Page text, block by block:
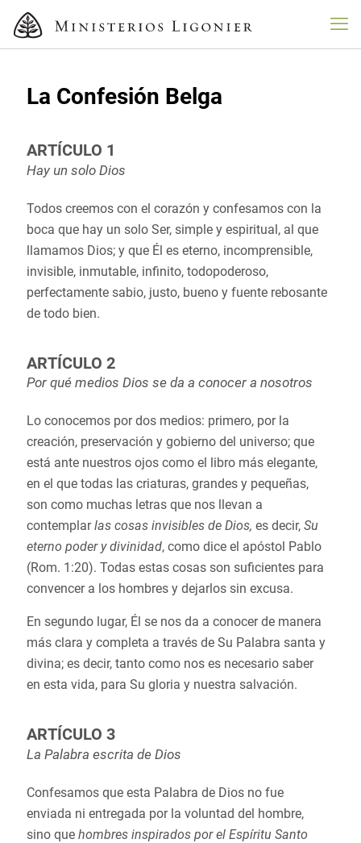
La Confesión Belga
ARTÍCULO 1
Hay un solo Dios
Todos creemos con el corazón y confesamos con la
boca que hay un solo Ser, simple y espiritual, al que
llamamos Dios; y que Él es eterno, incomprensible,
invisible, inmutable, infinito, todopoderoso,
perfectamente sabio, justo, bueno y fuente rebosante
de todo bien.
ARTÍCULO 2
Por qué medios Dios se da a conocer a nosotros
Lo conocemos por dos medios: primero, por la
creación, preservación y gobierno del universo; que
está ante nuestros ojos como el libro más elegante,
en el que todas las criaturas, grandes y pequeñas,
son como muchas letras que nos llevan a
contemplarlas cosas invisibles de Dios, es decir, Su
eterno poder y divinidad, como dice el apóstol Pablo
(Rom. 1:20). Todas estas cosas son suficientes para
convencer a los hombres y dejarlos sin excusa.
En segundo lugar, Él se nos da a conocer de manera
más clara y completa a través de Su Palabra santa y
divina; es decir, tanto como nos es necesario saber
en esta vida, para Su gloria y nuestra salvación.
ARTÍCULO 3
La Palabra escrita de Dios
Confesamos que esta Palabra de Dios no fue
enviada ni entregada por la voluntad del hombre,
sino que hombres inspirados por el Espíritu Santo